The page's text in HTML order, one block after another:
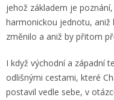
jehož základem je
harmonickou jednotu, aniž
změnilo a aniž by přitom
I když východní a západní
odlišnými cestami, které
postavil vedle sebe, v